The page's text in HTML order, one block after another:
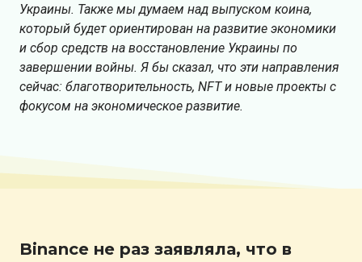
Украины. Также мы думаем над выпуском коина,
который будет ориентирован на развитие экономики
и сбор средств на восстановление Украины по
завершении войны. Я бы сказал, что эти направления
сейчас: благотворительность, NFT и новые проекты с
фокусом на экономическое развитие.
Binance не раз заявляла, что в